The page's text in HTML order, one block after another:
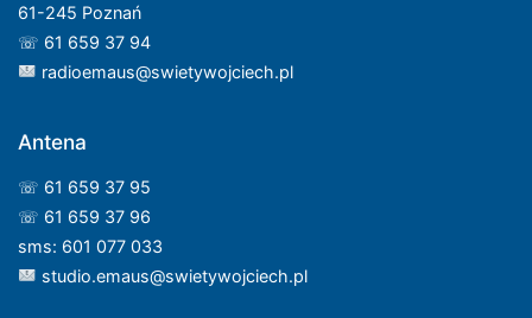
61-245 Poznań
☏ 61 659 37 94
radioemaus@swietywojciech.pl
Antena
☏ 61 659 37 95
☏ 61 659 37 96
sms: 601 077 033
studio.emaus@swietywojciech.pl